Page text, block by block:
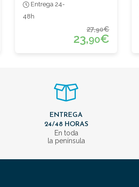
Entrega 24-
48h
27,90€
23,90€
ENTREGA
24/48 HORAS
En toda
la península